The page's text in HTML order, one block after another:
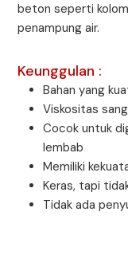
beton seperti
penampung air.
Keunggulan :
Bahan yang
Viskositas
Cocok untuk
lembab
Memiliki
Keras, tapi
Tidak ada